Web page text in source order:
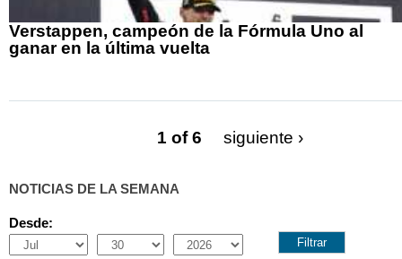
Verstappen, campeón de la Fórmula Uno al
ganar en la última vuelta
1 of 6 siguiente ›
NOTICIAS DE LA SEMANA
Desde:
Month
Day Year